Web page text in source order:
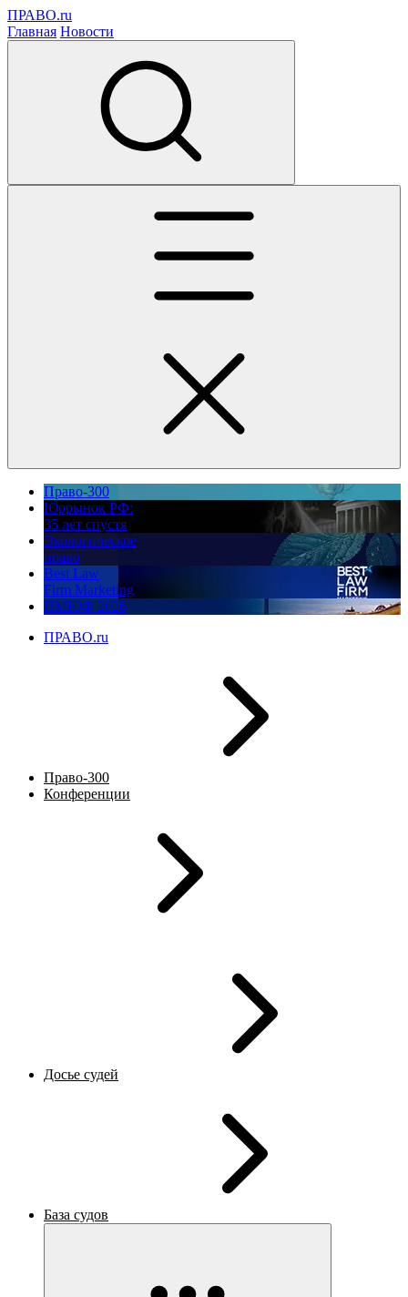
ПРАВО.ru
Главная Новости
Право-300
Юррынок РФ:
35 лет спустя
Экологическое
право
Best Law
Firm Marketing
ПМЮФ 2026
ПРАВО.ru
Право-300
Конференции
Досье судей
База судов